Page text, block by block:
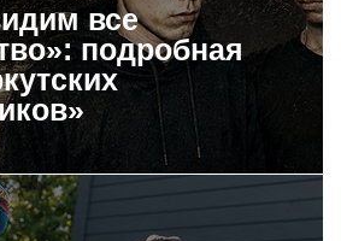
все
подробная